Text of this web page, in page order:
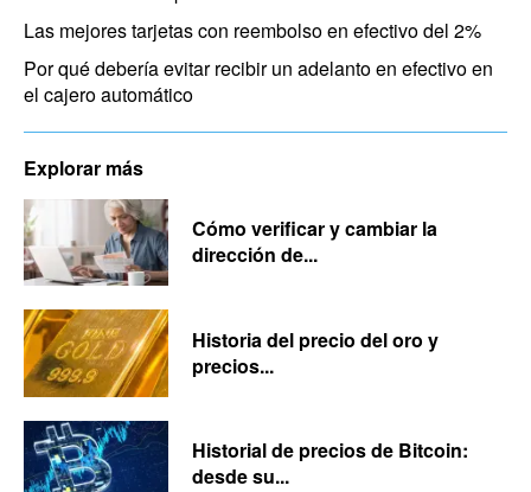
Las mejores tarjetas con reembolso en efectivo del 2%
Por qué debería evitar recibir un adelanto en efectivo en
el cajero automático
Explorar más
Cómo verificar y cambiar la
dirección de...
Historia del precio del oro y
precios...
Historial de precios de Bitcoin:
desde su...